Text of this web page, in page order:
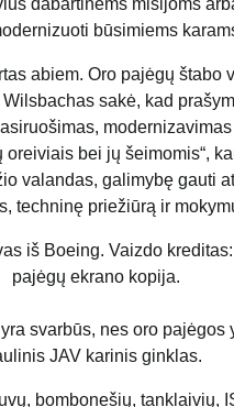
dabartinėms misijoms
būsimiems
abiem. Oro pajėgų štabo
sakė, kad
oreiviais bei jų šeimomis“,
valandas, galimybę gauti
techninę priežiūrą ir
iš Boeing. Vaizdo
pajėgų ekrano kopija.
svarbūs, nes oro pajėgos
JAV karinis ginklas.
bombonešių, tanklaivių,